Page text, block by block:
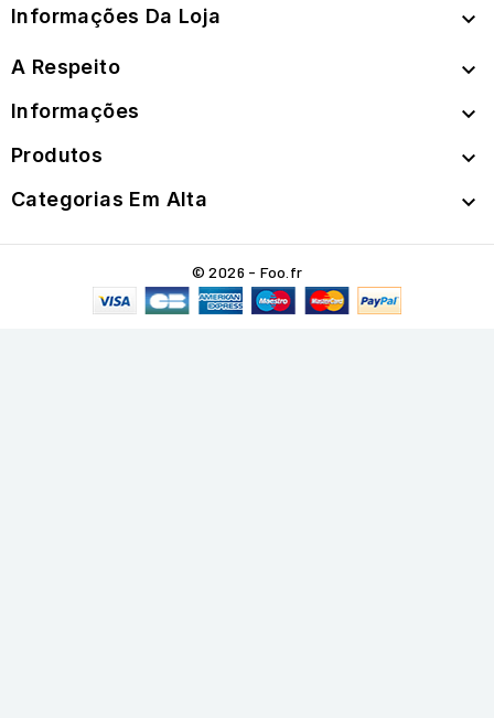
Informações Da Loja 
A Respeito 
Informações 
Produtos 
Categorias Em Alta 
© 2026 - Foo.fr